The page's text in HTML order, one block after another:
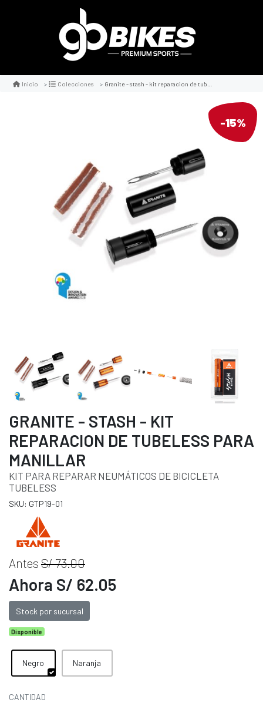
Inicio Colecciones Granite - stash - kit reparacion de tubeless para manillar
-15%
GRANITE - STASH - KIT
REPARACION DE TUBELESS PARA
MANILLAR
KIT PARA REPARAR NEUMÁTICOS DE BICICLETA
TUBELESS
SKU: GTP19-01
Antes S/ 73.00
Ahora S/ 62.05
Stock por sucursal
Disponible
Negro Naranja
CANTIDAD